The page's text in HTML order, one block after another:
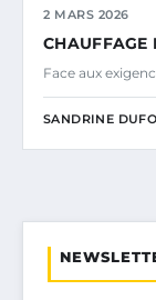
2 MARS 2026
CHAUFFAGE
Face aux
SANDRINE